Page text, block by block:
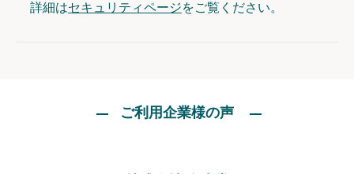
詳細はセキュリティページをご覧ください。
ご利用企業様の声